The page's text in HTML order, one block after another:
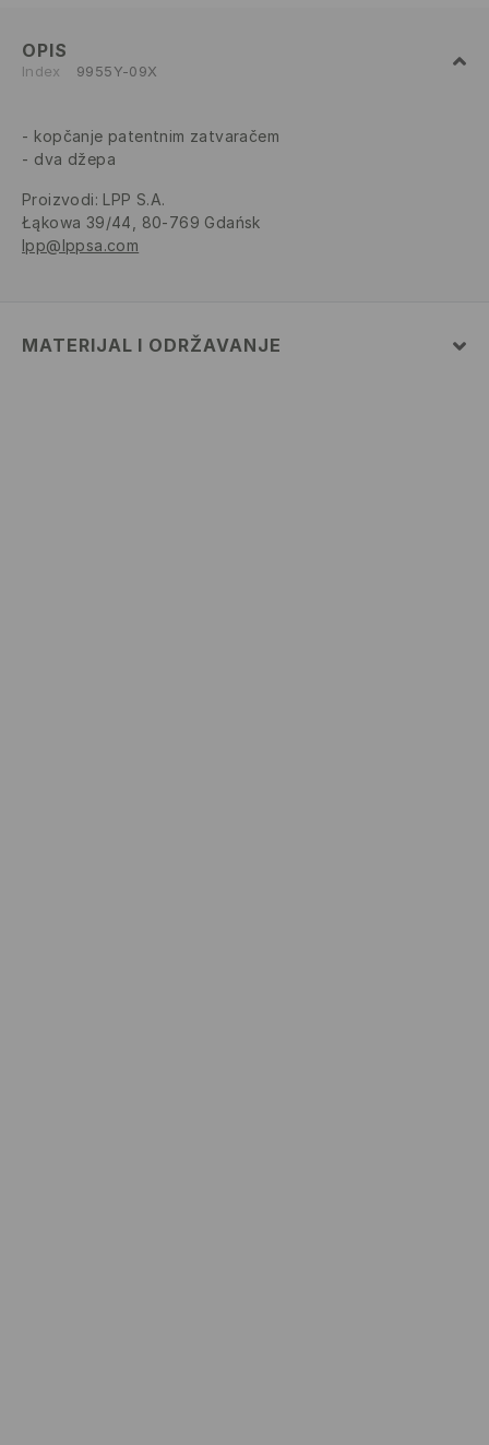
OPIS
Index 9955Y-09X
kopčanje patentnim zatvaračem
dva džepa
Proizvodi: LPP S.A.
Łąkowa 39/44, 80-769 Gdańsk
lpp@lppsa.com
MATERIJAL I ODRŽAVANJE